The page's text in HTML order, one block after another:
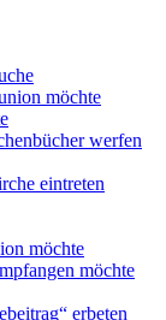
möchte
werfen
eintreten
möchte
möchte
erbeten